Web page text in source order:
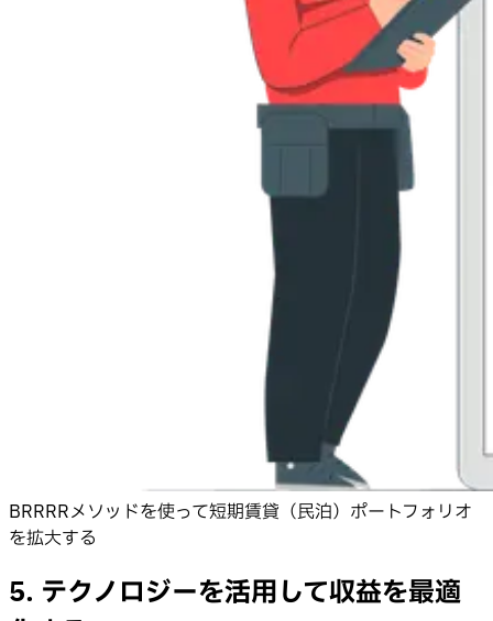
BRRRRメソッドを使って短期賃貸（民泊）ポートフォリオ
を拡大する
5. テクノロジーを活用して収益を最適